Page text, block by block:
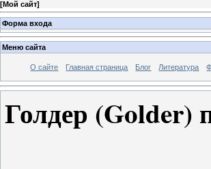
[Мой сайт]
Форма входа
Меню сайта
О сайте Главная страница Блог Литература
Голдер (Golder)